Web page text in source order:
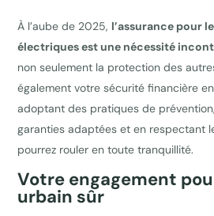
À l’aube de 2025, l’assurance pour
électriques est une nécessité
non seulement la protection des
également votre sécurité financière
adoptant des pratiques de
garanties adaptées et en respectant
pourrez rouler en toute tranquillité.
Votre engagement
urbain sûr